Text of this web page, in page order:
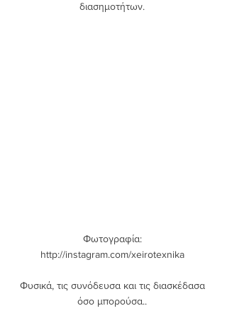
διασημοτήτων.
Φωτογραφία:
http://instagram.com/xeirotexnika
Φυσικά, τις συνόδευσα και τις διασκέδασα
όσο μπορούσα..